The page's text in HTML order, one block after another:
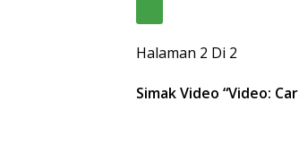
Halaman 2 Di 2
Simak Video “Video: